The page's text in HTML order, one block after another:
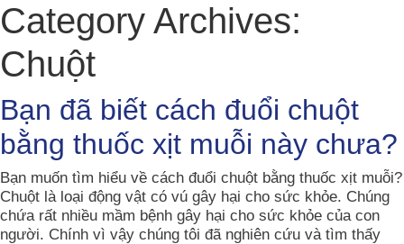
Category Archives:
Chuột
Bạn đã biết cách đuổi chuột
bằng thuốc xịt muỗi này chưa?
Bạn muốn tìm hiểu về cách đuổi chuột bằng thuốc xịt muỗi?
Chuột là loại động vật có vú gây hại cho sức khỏe. Chúng
chứa rất nhiều mầm bệnh gây hại cho sức khỏe của con
người. Chính vì vậy chúng tôi đã nghiên cứu và tìm thấy